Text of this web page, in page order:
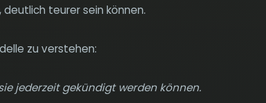
teurer sein können.
zu verstehen:
jederzeit gekündigt werden können.